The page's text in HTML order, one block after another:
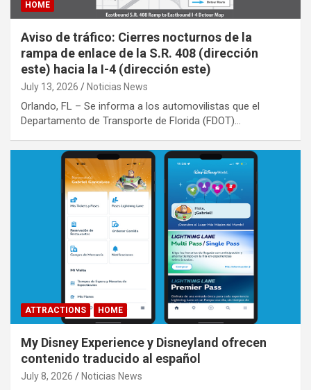
HOME
Aviso de tráfico: Cierres nocturnos de la
rampa de enlace de la S.R. 408 (dirección
este) hacia la I-4 (dirección este)
July 13, 2026 Noticias News
Orlando, FL – Se informa a los automovilistas que el
Departamento de Transporte de Florida (FDOT)…
ATTRACTIONS HOME
My Disney Experience y Disneyland ofrecen
contenido traducido al español
July 8, 2026 Noticias News